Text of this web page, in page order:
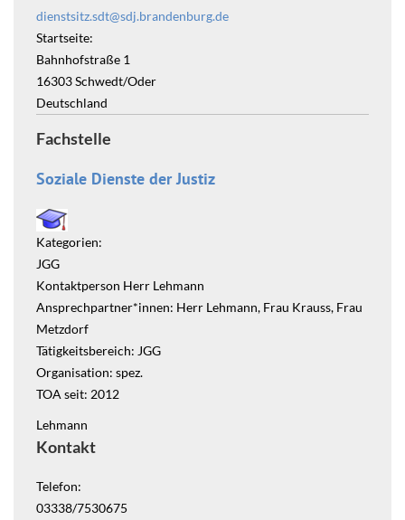
dienstsitz.sdt@sdj.brandenburg.de
Startseite:
Bahnhofstraße 1
16303Schwedt/Oder
Deutschland
Fachstelle
Soziale Dienste der Justiz
Kategorien:
JGG
Kontaktperson Herr Lehmann
Ansprechpartner*innen: Herr Lehmann, Frau Krauss, Frau
Metzdorf
Tätigkeitsbereich: JGG
Organisation: spez.
TOA seit: 2012
Lehmann
Kontakt
Telefon:
03338/7530675